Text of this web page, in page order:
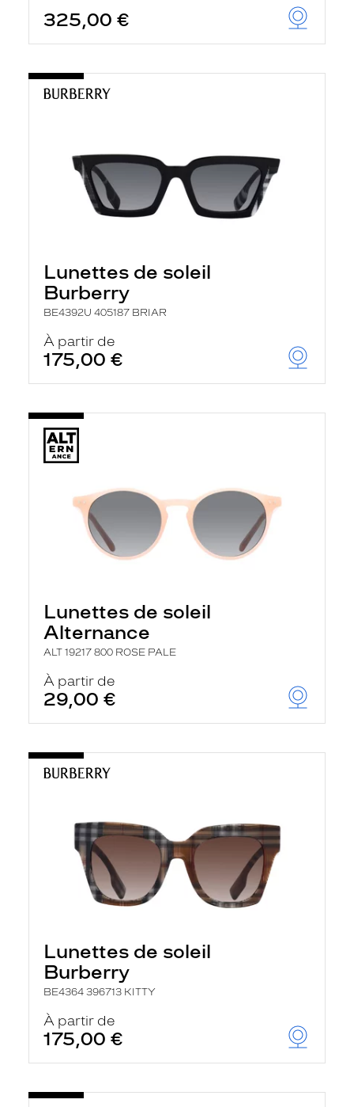
325,00 €
Lunettes de soleil
Burberry
BE4392U 405187 BRIAR
À partir de
175,00 €
Lunettes de soleil
Alternance
ALT 19217 800 ROSE PALE
À partir de
29,00 €
Lunettes de soleil
Burberry
BE4364 396713 KITTY
À partir de
175,00 €